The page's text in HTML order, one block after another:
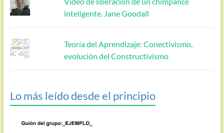
inteligente. Jane Goodall
Teoría del Aprendizaje: Conectivismo,
evolución del Constructivismo
Lo más leído desde el principio